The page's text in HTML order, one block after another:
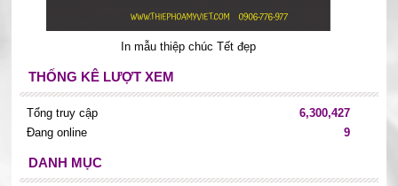
In mẫu thiệp chúc Tết đẹp
THỐNG KÊ LƯỢT XEM
Tổng truy cập
6,300,427
Đang online
9
DANH MỤC